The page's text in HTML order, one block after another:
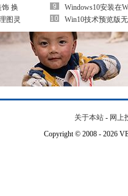
换
图灵
Windows10安装在
Win10技术预览版
关于本站 - 网上
Copyright © 2008 - 2026